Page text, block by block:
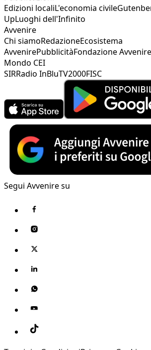
Edizioni localiL'economia civile
UpLuoghi dell'Infinito
Avvenire
Chi siamoRedazioneEcosistema
AvvenirePubblicitàFondazione Avvenire
Mondo CEI
SIRRadio InBluTV2000FISC
Segui Avvenire su